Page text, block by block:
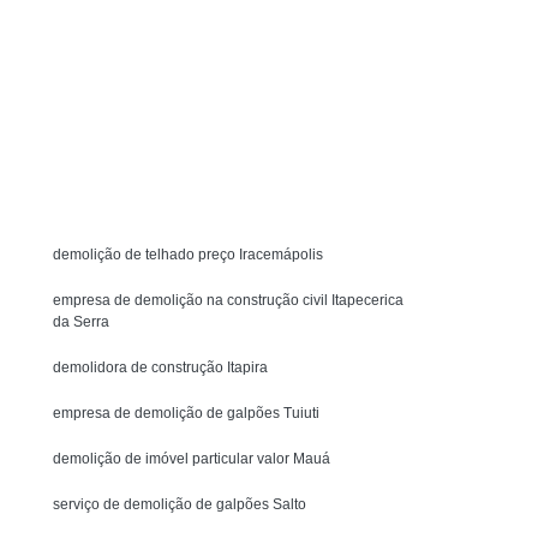
de Lajes
de São Paulo
Drenagem de Agua no Solo
de Solo Encharcado
Civil
Drenagem dos Solos
Interna do Solo
Drenagem no Solo
de Concretagem de Piso de Galpão
demolição de telhado preço Iracemápolis
empresa de demolição na construção civil Itapecerica
da Serra
demolidora de construção Itapira
empresa de demolição de galpões Tuiuti
demolição de imóvel particular valor Mauá
serviço de demolição de galpões Salto